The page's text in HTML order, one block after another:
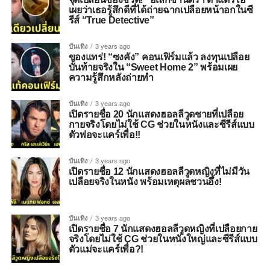
เผยว่าเธอรู้สึกดีที่ได้ถ่ายฉากเปลือยหน้าอกในซี
รีส์ “True Detective”
บันเทิง 3 years ago
ของแทร่! “ซงคัง” คอนเฟิร์มแล้ว ลงทุนเปลือย
บั้นท้ายจริงใน “Sweet Home 2” พร้อมเผย
ความรู้สึกหลังถ่ายทำ
บันเทิง 3 years ago
เปิดรายชื่อ 20 นักแสดงฮอลลีวูดชายที่เปลือย
กายจริงโดยไม่ใช้ CG ช่วยในหนังและซีรีส์แบบ
ตัวพ่อจะแคร์เพื่อ!!
บันเทิง 3 years ago
เปิดรายชื่อ 12 นักแสดงฮอลลีวูดหญิงที่ไม่มีวัน
เปลือยจริงในหนัง พร้อมเหตุผลชวนอึ้ง!
บันเทิง 3 years ago
เปิดรายชื่อ 7 นักแสดงฮอลลีวูดหญิงที่เปลือยกาย
จริงโดยไม่ใช้ CG ช่วยในหนังใหญ่และซีรีส์แบบ
ตัวแม่จะแคร์เพื่อ?!